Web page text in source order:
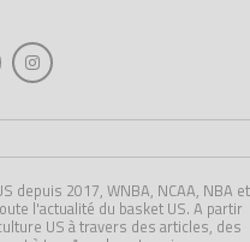
depuis 2017, WNBA, NCAA, NBA et
l'actualité du basket US. A partir
US à travers des articles, des